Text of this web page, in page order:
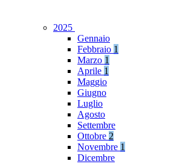
2025
Gennaio
Febbraio 1
Marzo 1
Aprile 1
Maggio
Giugno
Luglio
Agosto
Settembre
Ottobre 2
Novembre 1
Dicembre